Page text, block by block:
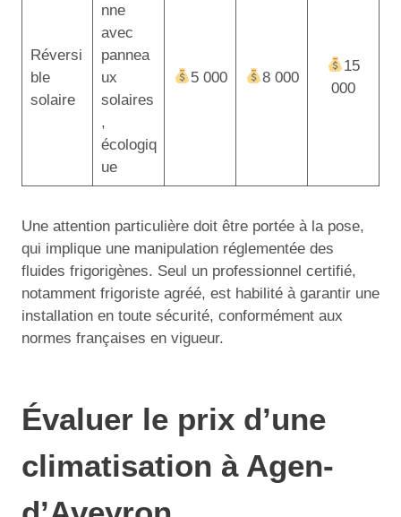
Réversi
ble
solaire
nne
avec
pannea
ux
solaires
,
écologiq
ue
5 000 8 000
15
000
Une attention particulière doit être portée à la pose,
qui implique une manipulation réglementée des
fluides frigorigènes. Seul un professionnel certifié,
notamment frigoriste agréé, est habilité à garantir une
installation en toute sécurité, conformément aux
normes françaises en vigueur.
Évaluer le prix d’une
climatisation à Agen-